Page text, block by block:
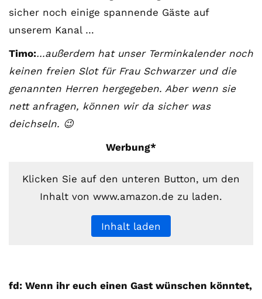
sicher noch einige spannende Gäste auf
unserem Kanal …
Timo:…außerdem hat unser Terminkalender noch
keinen freien Slot für Frau Schwarzer und die
genannten Herren hergegeben. Aber wenn sie
nett anfragen, können wir da sicher was
deichseln. 😉
Werbung*
Klicken Sie auf den unteren Button, um den
Inhalt von www.amazon.de zu laden.
Inhalt laden
fd: Wenn ihr euch einen Gast wünschen könntet,